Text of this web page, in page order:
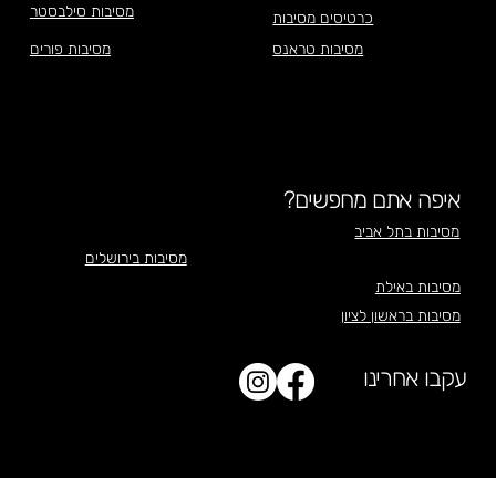
מסיבות סילבסטר
מסיבות פורים
מסיבות טראנס
כרטיסים מסיבות
עקבו אחרינו
איפה אתם מחפשים?
מסיבות בתל אביב
מסיבות בירושלים
מסיבות באילת
מסיבות בראשון לציון